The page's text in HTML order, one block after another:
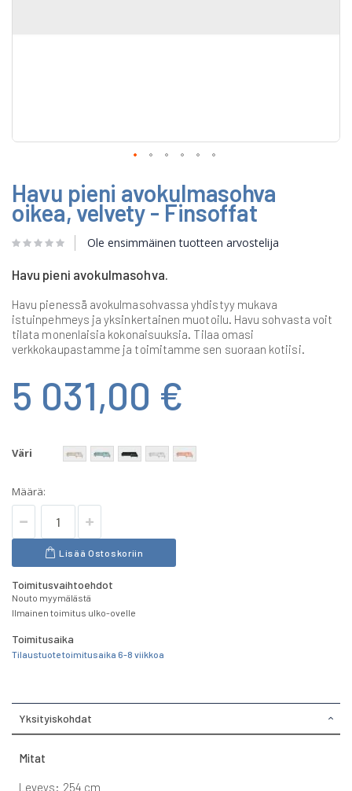
to
the
beginning
the
gallery
Havu pieni avokulmasohva
oikea, velvety - Finsoffat
Ole ensimmäinen tuotteen arvostelija
Havu pieni avokulmasohva.
Havu pienessä avokulmasohvassa yhdistyy mukava
istuinpehmeys ja yksinkertainen muotoilu. Havu sohvasta voit
tilata monenlaisia kokonaisuuksia. Tilaa omasi
verkkokaupastamme ja toimitamme sen suoraan kotiisi.
5 031,00 €
Väri
Määrä:
Lisää Ostoskoriin
Toimitusvaihtoehdot
Nouto myymälästä
Ilmainen toimitus ulko-ovelle
Toimitusaika
Tilaustuote toimitusaika 6-8 viikkoa
Yksityiskohdat
Mitat
Leveys: 254 cm